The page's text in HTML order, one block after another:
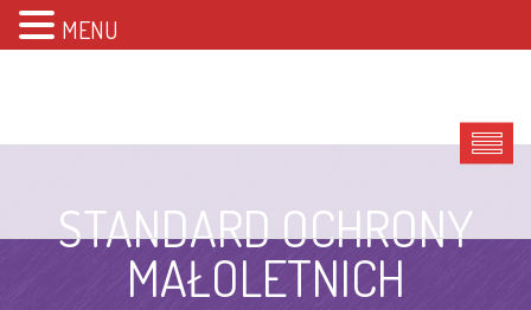
STANDARD OCHRONY
MAŁOLETNICH
MENU